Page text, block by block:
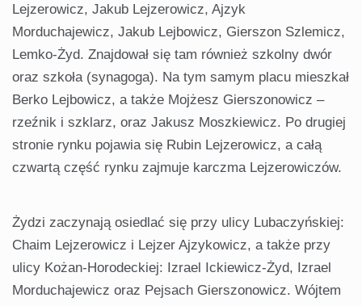
Lejzerowicz, Jakub Lejzerowicz, Ajzyk
Morduchajewicz, Jakub Lejbowicz, Gierszon Szlemicz,
Lemko-Żyd. Znajdował się tam również szkolny dwór
oraz szkoła (synagoga). Na tym samym placu mieszkał
Berko Lejbowicz, a także Mojżesz Gierszonowicz –
rzeźnik i szklarz, oraz Jakusz Moszkiewicz. Po drugiej
stronie rynku pojawia się Rubin Lejzerowicz, a całą
czwartą część rynku zajmuje karczma Lejzerowiczów.
Żydzi zaczynają osiedlać się przy ulicy Lubaczyńskiej:
Chaim Lejzerowicz i Lejzer Ajzykowicz, a także przy
ulicy Kożan-Horodeckiej: Izrael Ickiewicz-Żyd, Izrael
Morduchajewicz oraz Pejsach Gierszonowicz. Wójtem